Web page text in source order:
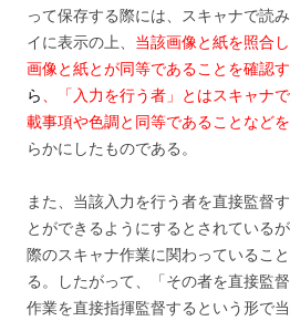
って保存する際には、スキャナで読
イに表示の上、 当該画像と紙を照合
画像と紙とが同等であることを確認
ら
、「入力を行う者」とはスキャナ
載事項や色調と同等であることなど
らかにしたものである。
また、当該入力を行う者を直接監督
とができるようにするとされている
際のスキャナ作業に関わっているこ
る。したがって、「その者を直接監
作業を直接指揮監督するという形で